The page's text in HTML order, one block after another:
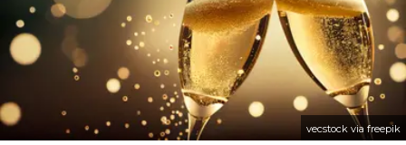
vecstock via freepik